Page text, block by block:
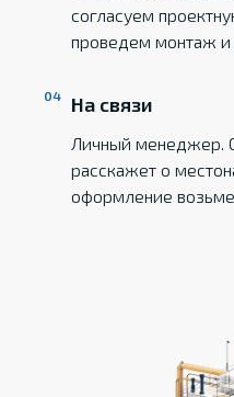
согласуем
проведем монтаж и
На связи
Личный менеджер.
расскажет о
оформление